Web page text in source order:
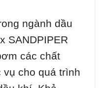
ngành dầu
SANDPIPER
các chất
vụ cho quá trình